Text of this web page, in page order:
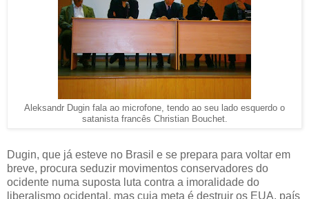
Aleksandr Dugin fala ao microfone, tendo ao seu lado esquerdo o
satanista francês Christian Bouchet.
Dugin, que já esteve no Brasil e se prepara para voltar em
breve, procura seduzir movimentos conservadores do
ocidente numa suposta luta contra a imoralidade do
liberalismo ocidental, mas cuja meta é destruir os EUA, país